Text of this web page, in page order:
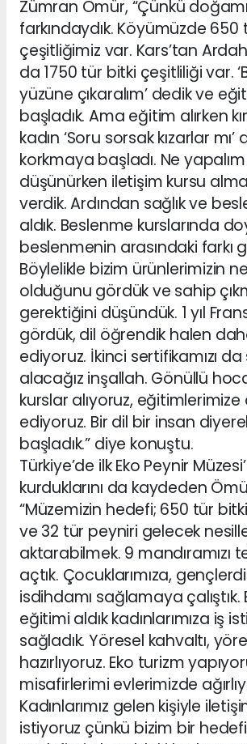
Zümran Ömür, “Çünkü
farkındaydık. Köyümüzde 650
çeşitliğimiz var. Kars’tan
da 1750 tür bitki çeşitliliği var.
yüzüne çıkaralım’ dedik ve
başladık. Ama eğitim alırken
kadın ‘Soru sorsak kızarlar mı’
korkmaya başladı. Ne
düşünürken iletişim kursu
verdik. Ardından sağlık ve
aldık. Beslenme kurslarında
beslenmenin arasındaki farkı
Böylelikle bizim ürünlerimizin
olduğunu gördük ve sahip
gerektiğini düşündük. 1 yıl
gördük, dil öğrendik halen
ediyoruz. İkinci sertifikamızı
alacağız inşallah. Gönüllü
kurslar alıyoruz,
ediyoruz. Bir dil bir insan
başladık.” diye konuştu.
Türkiye’de ilk Eko Peynir
kurduklarını da kaydeden
“Müzemizin hedefi; 650 tür
ve 32 tür peyniri gelecek
aktarabilmek. 9 mandıramızı
açtık. Çocuklarımıza,
isdihdamı sağlamaya çalıştık.
eğitimi aldık kadınlarımıza iş
sağladık. Yöresel kahvaltı,
hazırlıyoruz. Eko turizm
misafirlerimi evlerimizde
Kadınlarımız gelen kişiyle
istiyoruz çünkü bizim bir